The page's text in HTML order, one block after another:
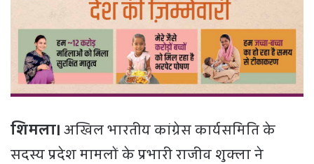
शिमला।अखिल भारतीय कांग्रेस कार्यसमिति के
सदस्य प्रदेश मामलों के प्रभारी राजीव शुक्ला ने